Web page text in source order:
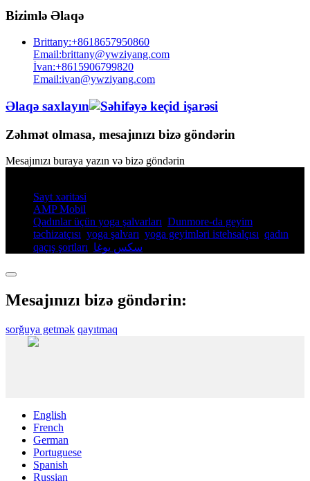
Bizimlə Əlaqə
Brittany:+8618657950860
Email:brittany@ywziyang.com
İvan:+8615906799820
Email:ivan@ywziyang.com
Əlaqə saxlayın
Zəhmət olmasa, mesajınızı bizə göndərin
Mesajınızı buraya yazın və bizə göndərin
Sayt xəritəsi
AMP Mobil
Qadınlar üçün yoga şalvarları Dunmore-da geyim
təchizatçısı yoga şalvarı yoga geyimləri istehsalçısı qadın
qaçış şortları سكس يوغا
Mesajınızı bizə göndərin:
sorğuya getmək qayıtmaq
English
French
German
Portuguese
Spanish
Russian